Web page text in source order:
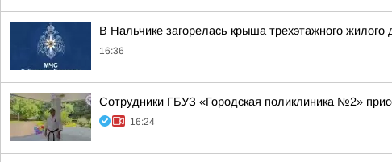
В Нальчике загорелась крыша трехэтажного жилого
16:36
Сотрудники ГБУЗ «Городская поликлиника №2»
16:24